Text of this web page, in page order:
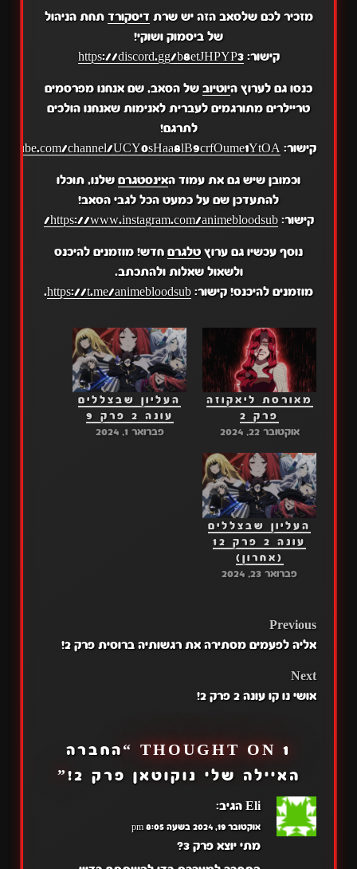
מזכיר לכם שלסאב הזה יש שרת דיסקורד תחת הניהול
של ביסמוק ושוקי!
קישור:https://discord.gg/b8etJHPYP3
כנסו גם לערוץ היוטיובשל הסאב, שם אנחנו מפרסמים
טריילרים מתורגמים לעברית לאנימות שאנחנו הולכים
לתרגם!
קישור: channel/UCY0sHaa8lB9crfOume1YtOA
וכמובן שיש גם את עמוד האינסטגרםשלנו, תוכלו
להתעדכן שם על כמעט הכל לגבי הסאב!
קישור:https://www.instagram.com/animebloodsub/
נוסף עכשיו גם ערוץטלגרםחדש! מוזמנים להיכנס
ולשאול שאלות ולהתכתב.
מוזמנים להיכנס! קישור: https://t.me/animebloodsub
.
מאורסת ליאקוזה
פרק 2
אוקטובר 22, 2024
העליון שבצללים
עונה 2 פרק 9
פברואר 1, 2024
העליון שבצללים
עונה 2 פרק 12
(אחרון)
פברואר 23, 2024
POST
Previous
אליה לפעמים מסתירה את רגשותיה ברוסית פרק 2!
Next
אושי נו קו עונה 2 פרק 2!
1 THOUGHT ON “
החברה
האיילה שלי נוקוטאן פרק 2!
”
Eli הגיב:
אוקטובר 19, 2024 בשעה 8:05 pm
מתי יוצא פרק 3?